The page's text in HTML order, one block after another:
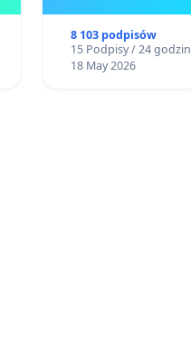
8 103 podpisów
15 Podpisy / 24 godzin
18 May 2026